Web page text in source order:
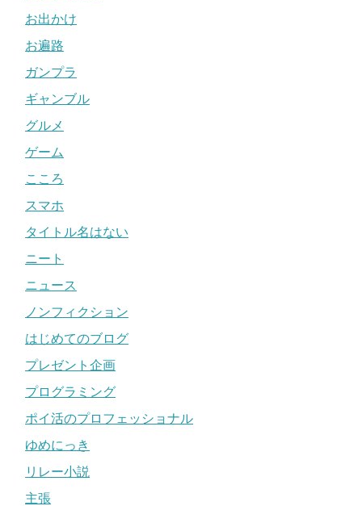
お出かけ
お遍路
ガンプラ
ギャンブル
グルメ
ゲーム
こころ
スマホ
タイトル名はない
ニート
ニュース
ノンフィクション
はじめてのブログ
プレゼント企画
プログラミング
ポイ活のプロフェッショナル
ゆめにっき
リレー小説
主張